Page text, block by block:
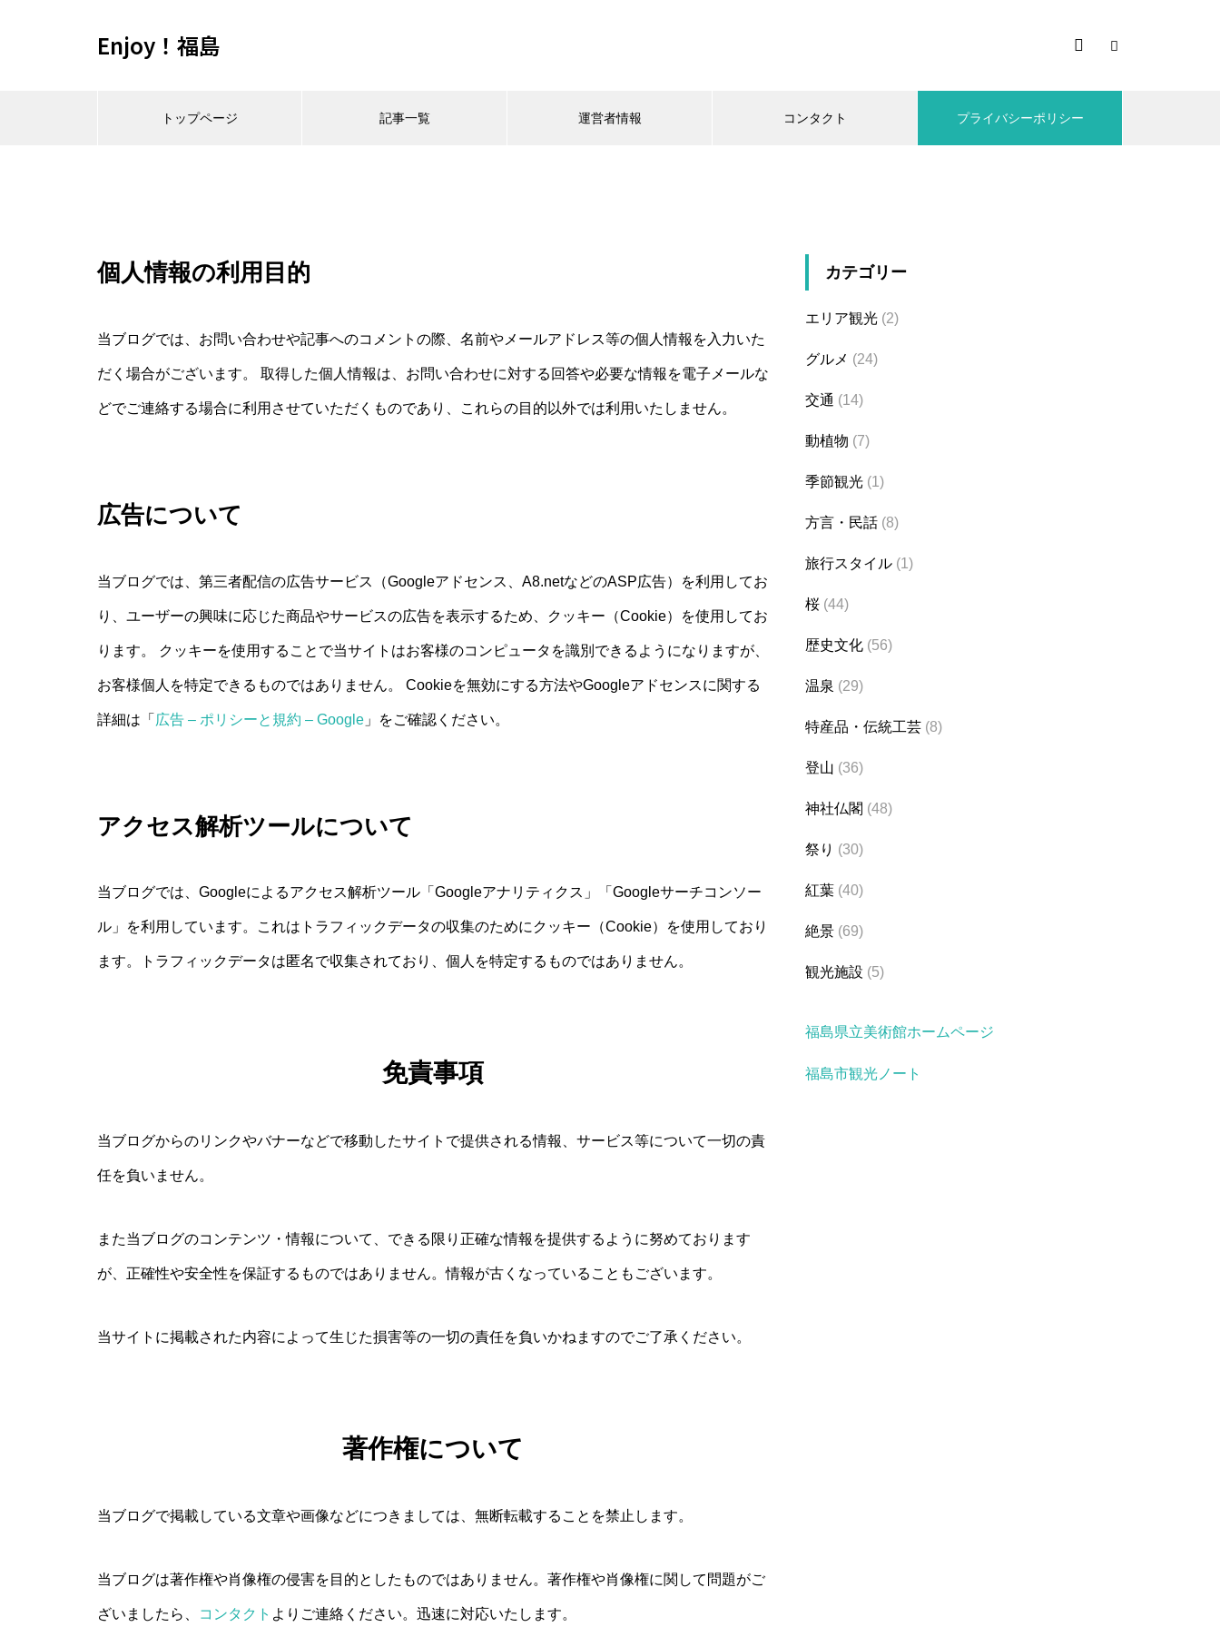
Enjoy！福島
トップページ 記事一覧 運営者情報 コンタクト プライバシーポリシー
個人情報の利用目的
当ブログでは、お問い合わせや記事へのコメントの際、名前やメールアドレス等の個人情報を入力いた
だく場合がございます。 取得した個人情報は、お問い合わせに対する回答や必要な情報を電子メールな
どでご連絡する場合に利用させていただくものであり、これらの目的以外では利用いたしません。
広告について
当ブログでは、第三者配信の広告サービス（Googleアドセンス、A8.netなどのASP広告）を利用してお
り、ユーザーの興味に応じた商品やサービスの広告を表示するため、クッキー（Cookie）を使用してお
ります。 クッキーを使用することで当サイトはお客様のコンピュータを識別できるようになりますが、
お客様個人を特定できるものではありません。 Cookieを無効にする方法やGoogleアドセンスに関する
詳細は「 広告 – ポリシーと規約 – Google 」をご確認ください。
アクセス解析ツールについて
当ブログでは、Googleによるアクセス解析ツール「Googleアナリティクス」「Googleサーチコンソー
ル」を利用しています。これはトラフィックデータの収集のためにクッキー（Cookie）を使用しており
ます。トラフィックデータは匿名で収集されており、個人を特定するものではありません。
免責事項
当ブログからのリンクやバナーなどで移動したサイトで提供される情報、サービス等について一切の責
任を負いません。
また当ブログのコンテンツ・情報について、できる限り正確な情報を提供するように努めております
が、正確性や安全性を保証するものではありません。情報が古くなっていることもございます。
当サイトに掲載された内容によって生じた損害等の一切の責任を負いかねますのでご了承ください。
著作権について
当ブログで掲載している文章や画像などにつきましては、無断転載することを禁止します。
当ブログは著作権や肖像権の侵害を目的としたものではありません。著作権や肖像権に関して問題がご
ざいましたら、 コンタクト よりご連絡ください。迅速に対応いたします。
カテゴリー
エリア観光 (2)
グルメ (24)
交通 (14)
動植物 (7)
季節観光 (1)
方言・民話 (8)
旅行スタイル (1)
桜 (44)
歴史文化 (56)
温泉 (29)
特産品・伝統工芸 (8)
登山 (36)
神社仏閣 (48)
祭り (30)
紅葉 (40)
絶景 (69)
観光施設 (5)
福島県立美術館ホームページ
福島市観光ノート